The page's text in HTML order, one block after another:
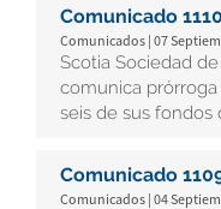
Comunicado
Comunicados | 07
Scotia Sociedad
comunica
seis de sus fondos
Comunicado
Comunicados | 04